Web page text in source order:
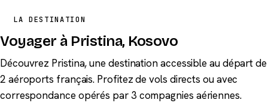
LA DESTINATION
Voyager à Pristina, Kosovo
Découvrez Pristina, une destination accessible au départ de
2 aéroports français. Profitez de vols directs ou avec
correspondance opérés par 3 compagnies aériennes.